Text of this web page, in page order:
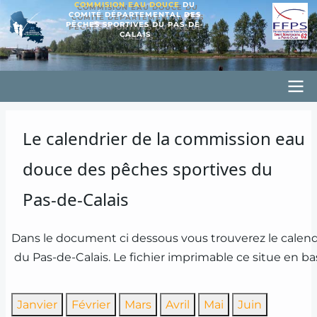
Aller
au
contenu
principal
COMMISION EAU DOUCEDU
COMITÉ DÉPARTEMENTAL DES
PÊCHES SPORTIVES DU PAS-DE-
CALAIS
CD62PSED
Le calendrier de la commission eau
douce des pêches sportives du
Pas-de-Calais
Dans le document ci dessous vous trouverez le
du Pas-de-Calais. Le fichier imprimable ce situe en
Janvier Février Mars Avril Mai Juin